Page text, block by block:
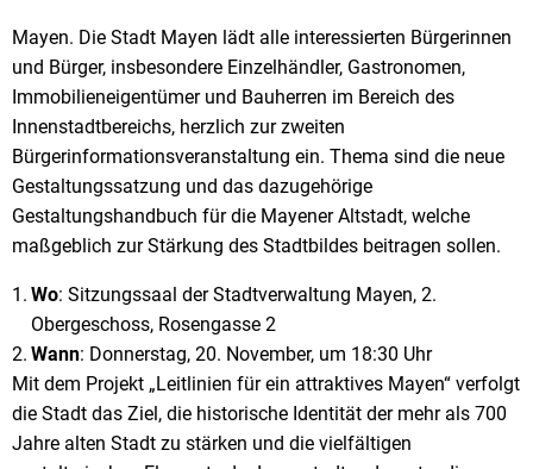
Mayen. Die Stadt Mayen lädt alle interessierten Bürgerinnen
und Bürger, insbesondere Einzelhändler, Gastronomen,
Immobilieneigentümer und Bauherren im Bereich des
Innenstadtbereichs, herzlich zur zweiten
Bürgerinformationsveranstaltung ein. Thema sind die neue
Gestaltungssatzung und das dazugehörige
Gestaltungshandbuch für die Mayener Altstadt, welche
maßgeblich zur Stärkung des Stadtbildes beitragen sollen.
Wo: Sitzungssaal der Stadtverwaltung Mayen, 2.
Obergeschoss, Rosengasse 2
Wann: Donnerstag, 20. November, um 18:30 Uhr
Mit dem Projekt „Leitlinien für ein attraktives Mayen“ verfolgt
die Stadt das Ziel, die historische Identität der mehr als 700
Jahre alten Stadt zu stärken und die vielfältigen